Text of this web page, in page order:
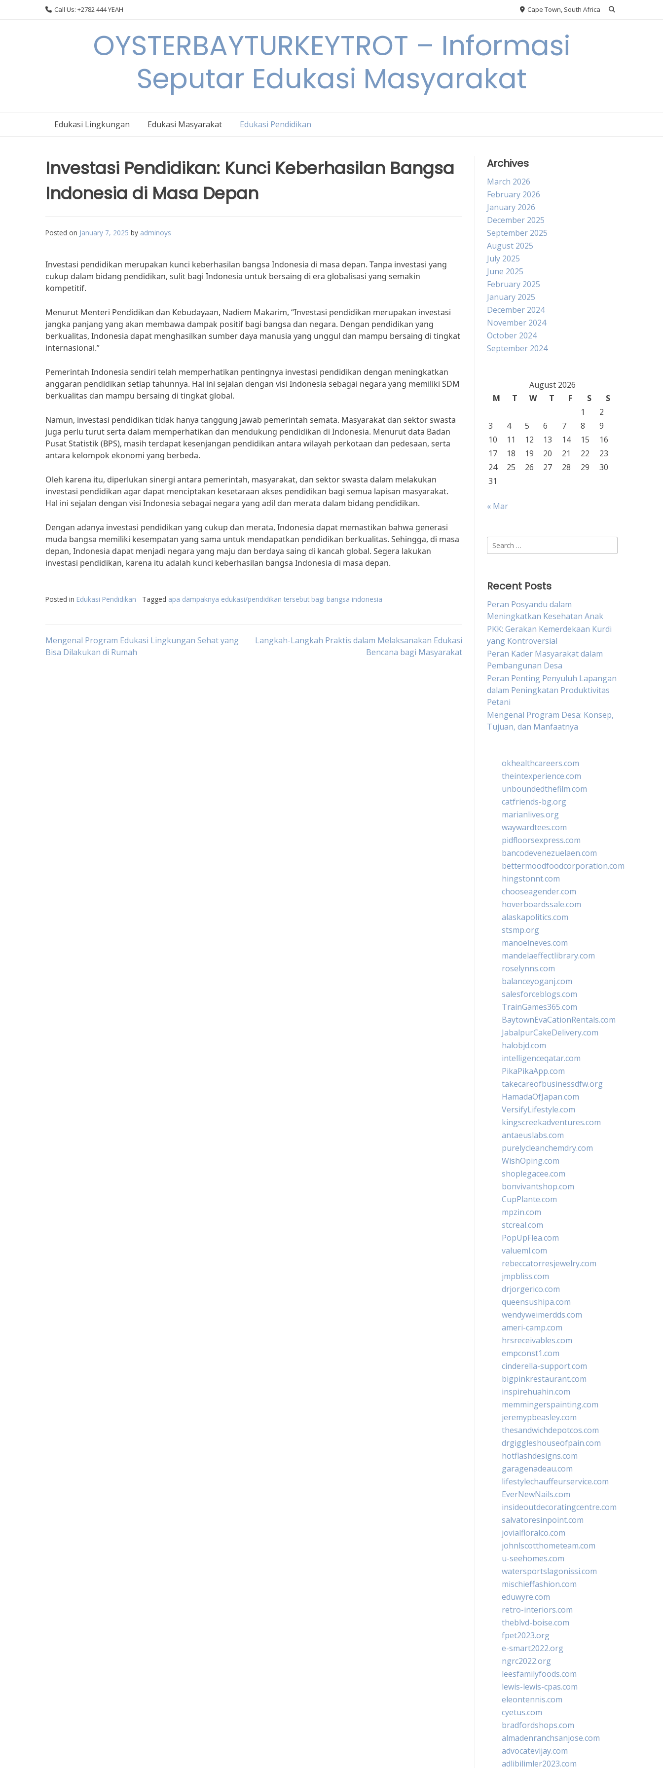
Call Us: +2782 444 YEAH Cape Town, South Africa
OYSTERBAYTURKEYTROT – Informasi
Seputar Edukasi Masyarakat
Edukasi Lingkungan Edukasi Masyarakat Edukasi Pendidikan
Investasi Pendidikan: Kunci Keberhasilan Bangsa
Indonesia di Masa Depan
Posted on January 7, 2025 by adminoys
Investasi pendidikan merupakan kunci keberhasilan bangsa Indonesia di masa depan. Tanpa investasi yang
cukup dalam bidang pendidikan, sulit bagi Indonesia untuk bersaing di era globalisasi yang semakin
kompetitif.
Menurut Menteri Pendidikan dan Kebudayaan, Nadiem Makarim, “Investasi pendidikan merupakan investasi
jangka panjang yang akan membawa dampak positif bagi bangsa dan negara. Dengan pendidikan yang
berkualitas, Indonesia dapat menghasilkan sumber daya manusia yang unggul dan mampu bersaing di tingkat
internasional.”
Pemerintah Indonesia sendiri telah memperhatikan pentingnya investasi pendidikan dengan meningkatkan
anggaran pendidikan setiap tahunnya. Hal ini sejalan dengan visi Indonesia sebagai negara yang memiliki SDM
berkualitas dan mampu bersaing di tingkat global.
Namun, investasi pendidikan tidak hanya tanggung jawab pemerintah semata. Masyarakat dan sektor swasta
juga perlu turut serta dalam memperhatikan dan mendukung pendidikan di Indonesia. Menurut data Badan
Pusat Statistik (BPS), masih terdapat kesenjangan pendidikan antara wilayah perkotaan dan pedesaan, serta
antara kelompok ekonomi yang berbeda.
Oleh karena itu, diperlukan sinergi antara pemerintah, masyarakat, dan sektor swasta dalam melakukan
investasi pendidikan agar dapat menciptakan kesetaraan akses pendidikan bagi semua lapisan masyarakat.
Hal ini sejalan dengan visi Indonesia sebagai negara yang adil dan merata dalam bidang pendidikan.
Dengan adanya investasi pendidikan yang cukup dan merata, Indonesia dapat memastikan bahwa generasi
muda bangsa memiliki kesempatan yang sama untuk mendapatkan pendidikan berkualitas. Sehingga, di masa
depan, Indonesia dapat menjadi negara yang maju dan berdaya saing di kancah global. Segera lakukan
investasi pendidikan, karena itu adalah kunci keberhasilan bangsa Indonesia di masa depan.
Posted in Edukasi Pendidikan Tagged apa dampaknya edukasi/pendidikan tersebut bagi bangsa indonesia
Post
Mengenal Program Edukasi Lingkungan Sehat yang
Bisa Dilakukan di Rumah
Langkah-Langkah Praktis dalam Melaksanakan Edukasi
Bencana bagi Masyarakat
Archives
March 2026
February 2026
January 2026
December 2025
September 2025
August 2025
July 2025
June 2025
February 2025
January 2025
December 2024
November 2024
October 2024
September 2024
August 2026
M
T W T F S
S
1
2
3
4 5 6 7 8
9
10
11 12 13 14 15
16
17
18 19 20 21 22
23
24
25 26 27 28 29
30
31
« Mar
Search
for:
Recent Posts
Peran Posyandu dalam
Meningkatkan Kesehatan Anak
PKK: Gerakan Kemerdekaan Kurdi
yang Kontroversial
Peran Kader Masyarakat dalam
Pembangunan Desa
Peran Penting Penyuluh Lapangan
dalam Peningkatan Produktivitas
Petani
Mengenal Program Desa: Konsep,
Tujuan, dan Manfaatnya
okhealthcareers.com
theintexperience.com
unboundedthefilm.com
catfriends-bg.org
marianlives.org
waywardtees.com
pidfloorsexpress.com
bancodevenezuelaen.com
bettermoodfoodcorporation.com
hingstonnt.com
chooseagender.com
hoverboardssale.com
alaskapolitics.com
stsmp.org
manoelneves.com
mandelaeffectlibrary.com
roselynns.com
balanceyoganj.com
salesforceblogs.com
TrainGames365.com
BaytownEvaCationRentals.com
JabalpurCakeDelivery.com
halobjd.com
intelligenceqatar.com
PikaPikaApp.com
takecareofbusinessdfw.org
HamadaOfJapan.com
VersifyLifestyle.com
kingscreekadventures.com
antaeuslabs.com
purelycleanchemdry.com
WishOping.com
shoplegacee.com
bonvivantshop.com
CupPlante.com
mpzin.com
stcreal.com
PopUpFlea.com
valueml.com
rebeccatorresjewelry.com
jmpbliss.com
drjorgerico.com
queensushipa.com
wendyweimerdds.com
ameri-camp.com
hrsreceivables.com
empconst1.com
cinderella-support.com
bigpinkrestaurant.com
inspirehuahin.com
memmingerspainting.com
jeremypbeasley.com
thesandwichdepotcos.com
drgiggleshouseofpain.com
hotflashdesigns.com
garagenadeau.com
lifestylechauffeurservice.com
EverNewNails.com
insideoutdecoratingcentre.com
salvatoresinpoint.com
jovialfloralco.com
johnlscotthometeam.com
u-seehomes.com
watersportslagonissi.com
mischieffashion.com
eduwyre.com
retro-interiors.com
theblvd-boise.com
fpet2023.org
e-smart2022.org
ngrc2022.org
leesfamilyfoods.com
lewis-lewis-cpas.com
eleontennis.com
cyetus.com
bradfordshops.com
almadenranchsanjose.com
advocatevijay.com
adlibilimler2023.com